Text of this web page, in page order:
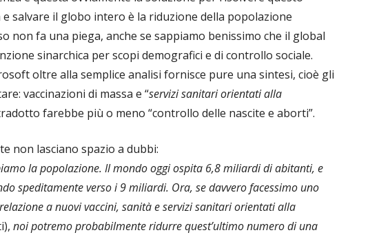
salvare il globo intero è la riduzione della popolazione
non fa una piega, anche se sappiamo benissimo che il global
sinarchica per scopi demografici e di controllo sociale.
oltre alla semplice analisi fornisce pure una sintesi, cioè gli
vaccinazioni di massa e “servizi sanitari orientati alla
farebbe più o meno “controllo delle nascite e aborti”.
non lasciano spazio a dubbi:
la popolazione. Il mondo oggi ospita 6,8 miliardi di abitanti, e
speditamente verso i 9 miliardi. Ora, se davvero facessimo uno
a nuovi vaccini, sanità e servizi sanitari orientati alla
noi potremo probabilmente ridurre quest’ultimo numero di una